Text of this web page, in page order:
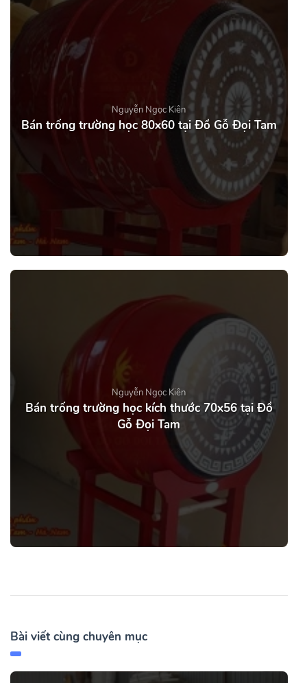
Nguyễn Ngọc Kiên
Bán trống trường học 80x60 tại Đồ Gỗ Đọi Tam
Nguyễn Ngọc Kiên
Bán trống trường học kích thước 70x56 tại Đồ
Gỗ Đọi Tam
Bài viết cùng chuyên mục